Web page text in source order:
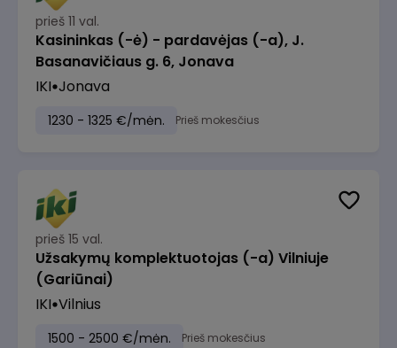
prieš 11 val.
Kasininkas (-ė) - pardavėjas (-a), J.
Basanavičiaus g. 6, Jonava
IKI Jonava
1230 - 1325 €/mėn. Prieš mokesčius
prieš 15 val.
Užsakymų komplektuotojas (-a) Vilniuje
(Gariūnai)
IKI Vilnius
1500 - 2500 €/mėn. Prieš mokesčius